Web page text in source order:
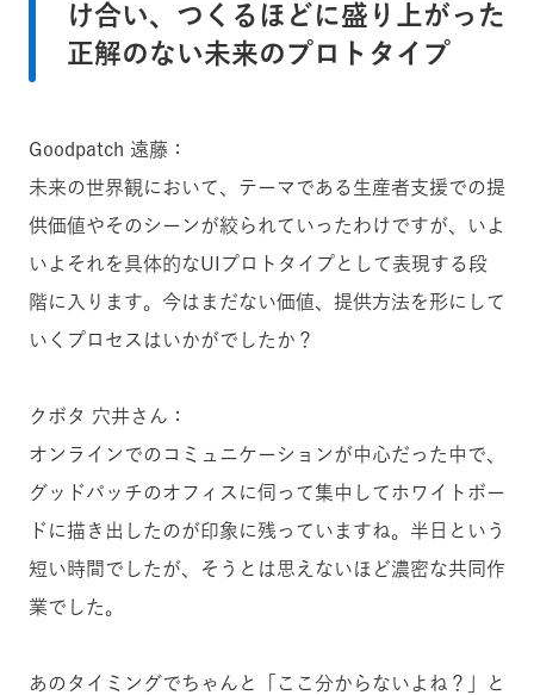
け合い、つくるほどに盛り上がった
正解のない未来のプロトタイプ
Goodpatch 遠藤：
未来の世界観において、テーマである生産者支援での提
供価値やそのシーンが絞られていったわけですが、いよ
いよそれを具体的なUIプロトタイプとして表現する段
階に入ります。今はまだない価値、提供方法を形にして
いくプロセスはいかがでしたか？
クボタ 穴井さん：
オンラインでのコミュニケーションが中心だった中で、
グッドパッチのオフィスに伺って集中してホワイトボー
ドに描き出したのが印象に残っていますね。半日という
短い時間でしたが、そうとは思えないほど濃密な共同作
業でした。
あのタイミングでちゃんと「ここ分からないよね？」と